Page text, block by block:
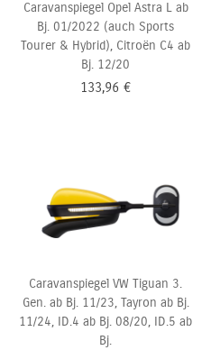
Caravanspiegel Opel Astra L ab
Bj. 01/2022 (auch Sports
Tourer & Hybrid), Citroën C4 ab
Bj. 12/20
133,96 €
Caravanspiegel VW Tiguan 3.
Gen. ab Bj. 11/23, Tayron ab Bj.
11/24, ID.4 ab Bj. 08/20, ID.5 ab
Bj.